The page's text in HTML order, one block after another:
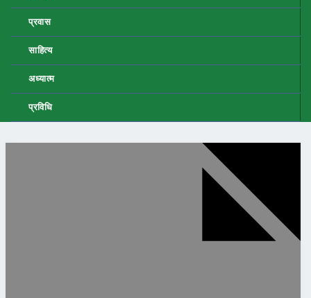
प्रवास
साहित्य
अध्यात्म
प्रविधि